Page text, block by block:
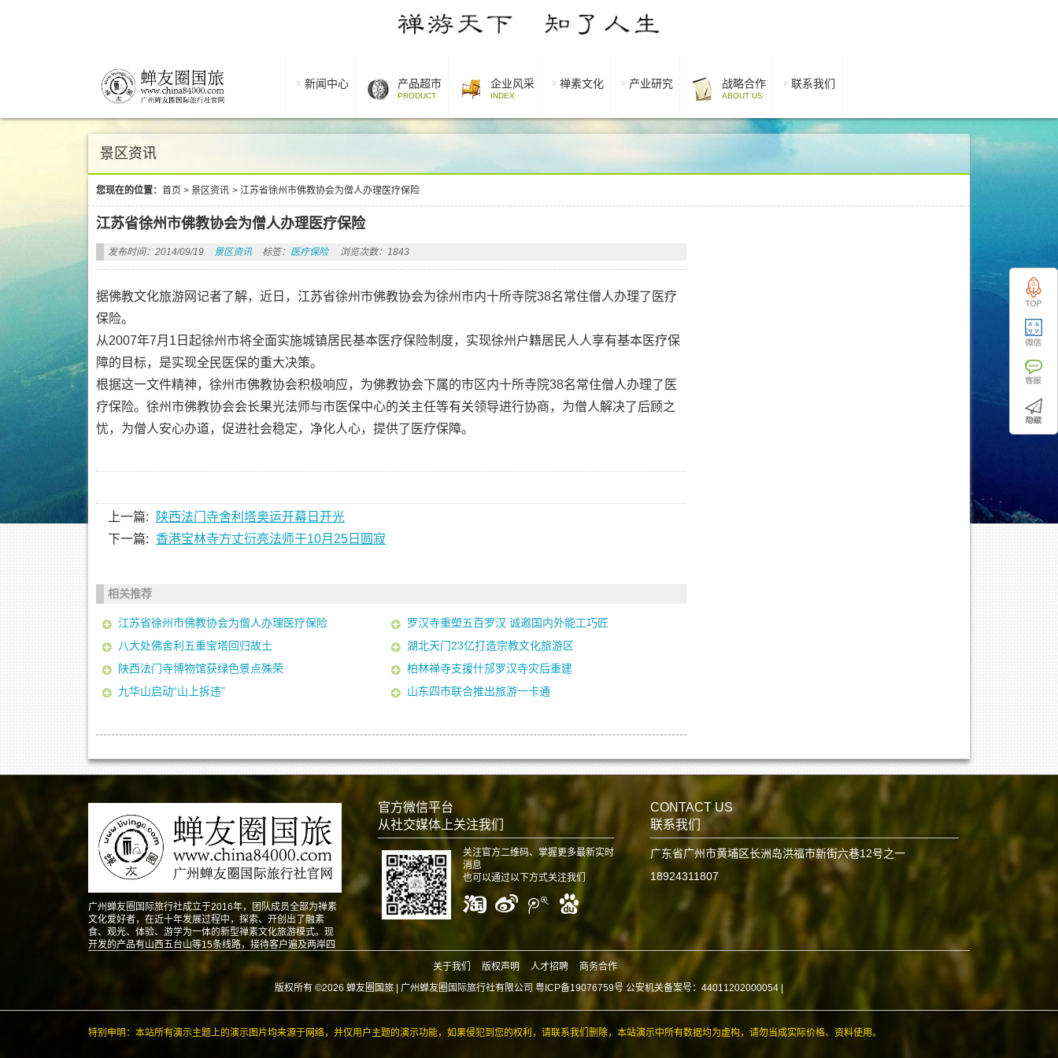
新闻中心 产品超市
PRODUCT
企业风采
INDEX
禅素文化 产业研究 战略合作
ABOUT US
联系我们
景区资讯
您现在的位置： 首页 > 景区资讯 > 江苏省徐州市佛教协会为僧人办理医疗保险
江苏省徐州市佛教协会为僧人办理医疗保险
发布时间：2014/09/19 景区资讯 标签： 医疗保险 浏览次数：1843
据佛教文化旅游网记者了解，近日，江苏省徐州市佛教协会为徐州市内十所寺院38名常住僧人办理了医疗
保险。
从2007年7月1日起徐州市将全面实施城镇居民基本医疗保险制度，实现徐州户籍居民人人享有基本医疗保
障的目标，是实现全民医保的重大决策。
根据这一文件精神，徐州市佛教协会积极响应，为佛教协会下属的市区内十所寺院38名常住僧人办理了医
疗保险。徐州市佛教协会会长果光法师与市医保中心的关主任等有关领导进行协商，为僧人解决了后顾之
忧，为僧人安心办道，促进社会稳定，净化人心，提供了医疗保障。
上一篇:
陕西法门寺舍利塔奥运开幕日开光
下一篇:
香港宝林寺方丈衍亮法师于10月25日圆寂
相关推荐
江苏省徐州市佛教协会为僧人办理医疗保险
罗汉寺重塑五百罗汉 诚邀国内外能工巧匠
八大处佛舍利五重宝塔回归故土
湖北天门23亿打造宗教文化旅游区
陕西法门寺博物馆获绿色景点殊荣
柏林禅寺支援什邡罗汉寺灾后重建
九华山启动“山上拆违”
山东四市联合推出旅游一卡通
广州蝉友圈国际旅行社成立于2016年，团队成员全部为禅素
文化爱好者，在近十年发展过程中，探索、开创出了融素
食、观光、体验、游学为一体的新型禅素文化旅游模式。现
开发的产品有山西五台山等15条线路，接待客户遍及两岸四
官方微信平台
从社交媒体上关注我们
关注官方二维码、掌握更多最新实时
消息
也可以通过以下方式关注我们
CONTACT US
联系我们
广东省广州市黄埔区长洲岛洪福市新街六巷12号之一
18924311807
关于我们 版权声明 人才招聘
商务合作
版权所有 ©2026 蝉友圈国旅 | 广州蝉友圈国际旅行社有限公司 粤ICP备19076759号 公安机关备案号：44011202000054
特别申明：本站所有演示主题上的演示图片均来源于网络，并仅用户主题的演示功能，如果侵犯到您的权利，请联系我们删除，本站演示中所有数据均为虚构，请勿当成实际价格、资料使用。